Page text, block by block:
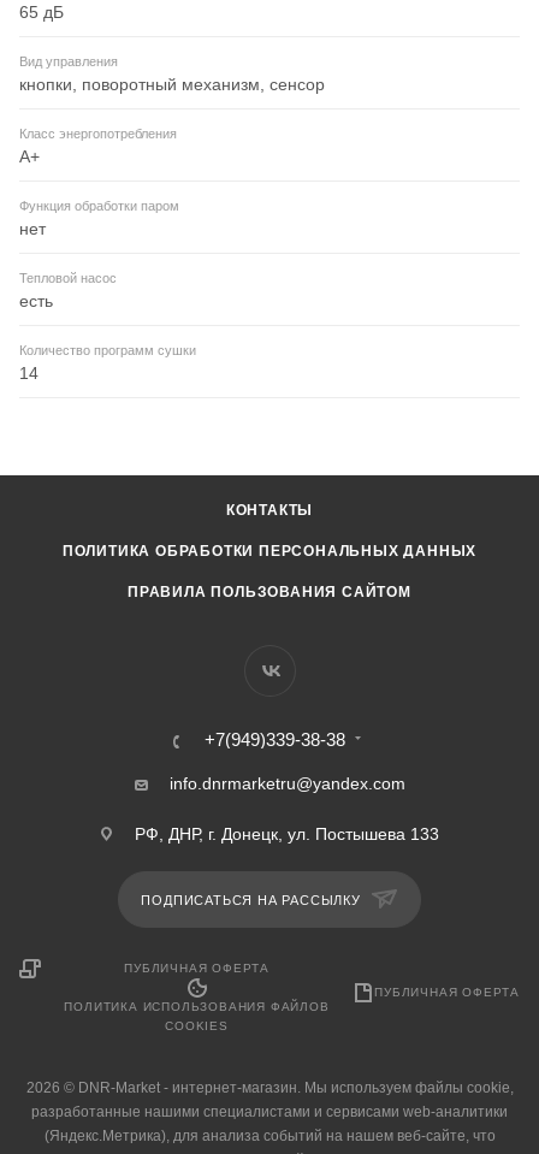
65 дБ
Вид управления
кнопки, поворотный механизм, сенсор
Класс энергопотребления
A+
Функция обработки паром
нет
Тепловой насос
есть
Количество программ сушки
14
КОНТАКТЫ
ПОЛИТИКА ОБРАБОТКИ ПЕРСОНАЛЬНЫХ ДАННЫХ
ПРАВИЛА ПОЛЬЗОВАНИЯ САЙТОМ
+7(949)339-38-38
info.dnrmarketru@yandex.com
РФ, ДНР, г. Донецк, ул. Постышева 133
ПОДПИСАТЬСЯ НА РАССЫЛКУ
ПУБЛИЧНАЯ ОФЕРТА
ПОЛИТИКА ИСПОЛЬЗОВАНИЯ ФАЙЛОВ
COOKIES
ПУБЛИЧНАЯ ОФЕРТА
2026 © DNR-Market - интернет-магазин. Мы используем файлы cookie,
разработанные нашими специалистами и сервисами web-аналитики
(Яндекс.Метрика), для анализа событий на нашем веб-сайте, что